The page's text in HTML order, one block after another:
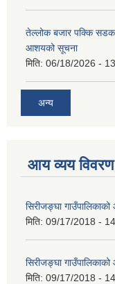
तेल्लोक बजार पक्कि सडक
आशयको सूचना
मिति: 06/18/2026 -
अन्य
आय व्यय विवरण
सिरीजङ्घा
मिति: 09/17/2018 -
सिरीजङ्घा
मिति: 09/17/2018 -